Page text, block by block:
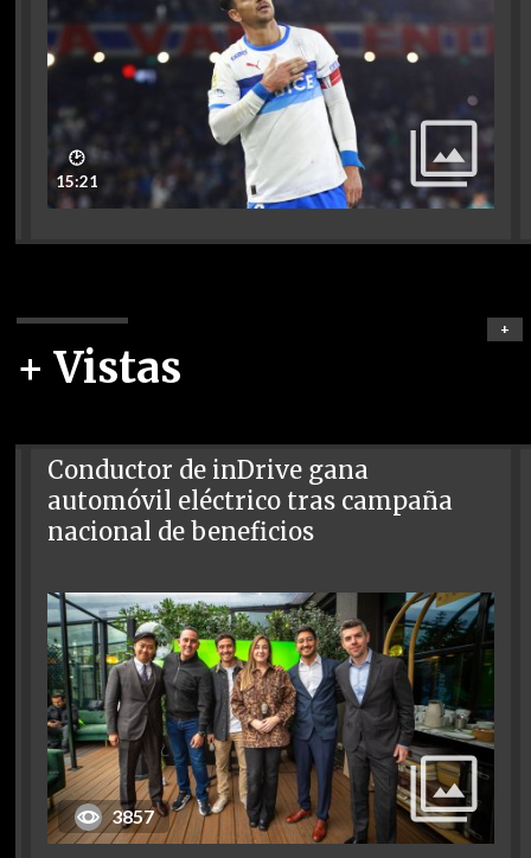
🕑
15:21
+ Vistas
+
Conductor de inDrive gana
automóvil eléctrico tras campaña
nacional de beneficios
3857